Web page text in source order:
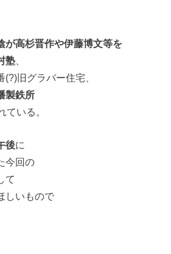
が高杉晋作や伊藤博文等を
塾
旧グラバー住宅、
製鉄所
ている。
後に
今回の
て
しいもので